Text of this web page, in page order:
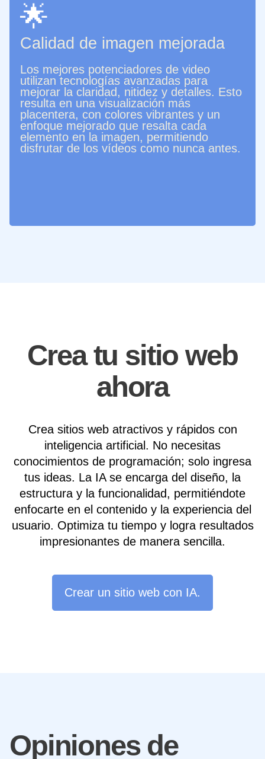
🌟
Calidad de imagen mejorada
Los mejores potenciadores de video
utilizan tecnologías avanzadas para
mejorar la claridad, nitidez y detalles. Esto
resulta en una visualización más
placentera, con colores vibrantes y un
enfoque mejorado que resalta cada
elemento en la imagen, permitiendo
disfrutar de los vídeos como nunca antes.
Crea tu sitio web
ahora
Crea sitios web atractivos y rápidos con
inteligencia artificial. No necesitas
conocimientos de programación; solo ingresa
tus ideas. La IA se encarga del diseño, la
estructura y la funcionalidad, permitiéndote
enfocarte en el contenido y la experiencia del
usuario. Optimiza tu tiempo y logra resultados
impresionantes de manera sencilla.
Crear un sitio web con IA.
Opiniones de